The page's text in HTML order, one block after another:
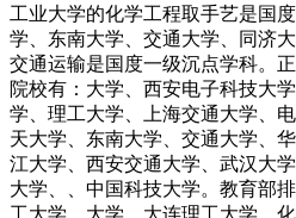
工业大学的化学工程取手艺是国
学、东南大学、交通大学、同济
交通运输是国度一级沉点学科。
院校有：大学、西安电子科技大
学、理工大学、上海交通大学、
天大学、东南大学、交通大学、
江大学、西安交通大学、武汉大
大学、、中国科技大学。教育部
工大学、大学、大连理工大学、